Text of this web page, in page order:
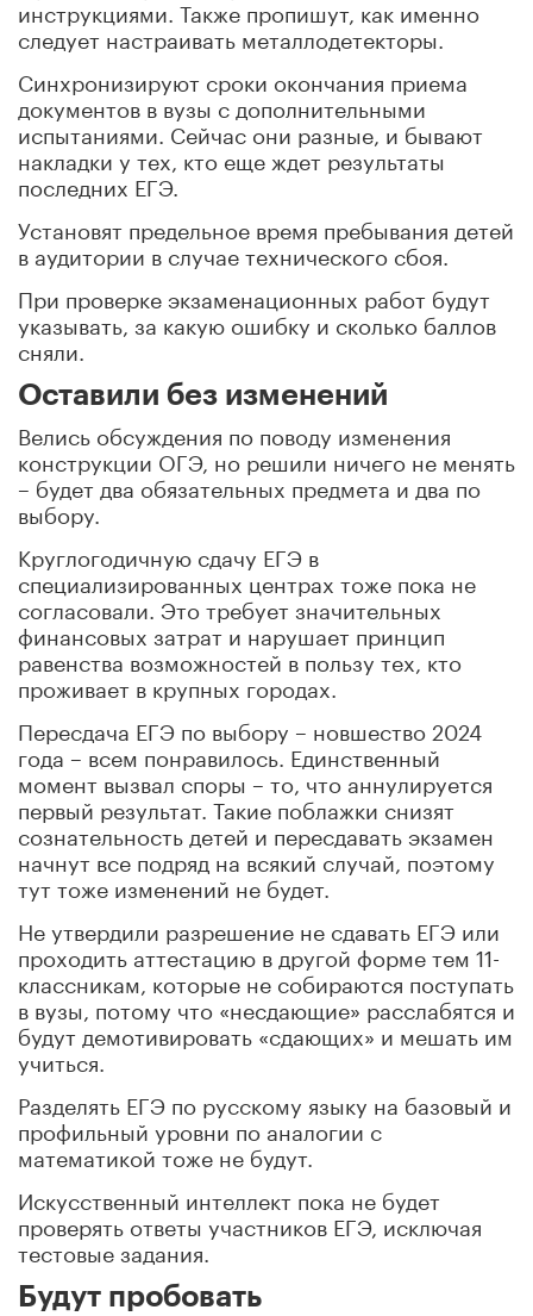
инструкциями. Также пропишут, как именно
следует настраивать металлодетекторы.
Синхронизируют сроки окончания приема
документов в вузы с дополнительными
испытаниями. Сейчас они разные, и бывают
накладки у тех, кто еще ждет результаты
последних ЕГЭ.
Установят предельное время пребывания детей
в аудитории в случае технического сбоя.
При проверке экзаменационных работ будут
указывать, за какую ошибку и сколько баллов
сняли.
Оставили без изменений
Велись обсуждения по поводу изменения
конструкции ОГЭ, но решили ничего не менять
– будет два обязательных предмета и два по
выбору.
Круглогодичную сдачу ЕГЭ в
специализированных центрах тоже пока не
согласовали. Это требует значительных
финансовых затрат и нарушает принцип
равенства возможностей в пользу тех, кто
проживает в крупных городах.
Пересдача ЕГЭ по выбору – новшество 2024
года – всем понравилось. Единственный
момент вызвал споры – то, что аннулируется
первый результат. Такие поблажки снизят
сознательность детей и пересдавать экзамен
начнут все подряд на всякий случай, поэтому
тут тоже изменений не будет.
Не утвердили разрешение не сдавать ЕГЭ или
проходить аттестацию в другой форме тем 11-
классникам, которые не собираются поступать
в вузы, потому что «несдающие» расслабятся и
будут демотивировать «сдающих» и мешать им
учиться.
Разделять ЕГЭ по русскому языку на базовый и
профильный уровни по аналогии с
математикой тоже не будут.
Искусственный интеллект пока не будет
проверять ответы участников ЕГЭ, исключая
тестовые задания.
Будут пробовать